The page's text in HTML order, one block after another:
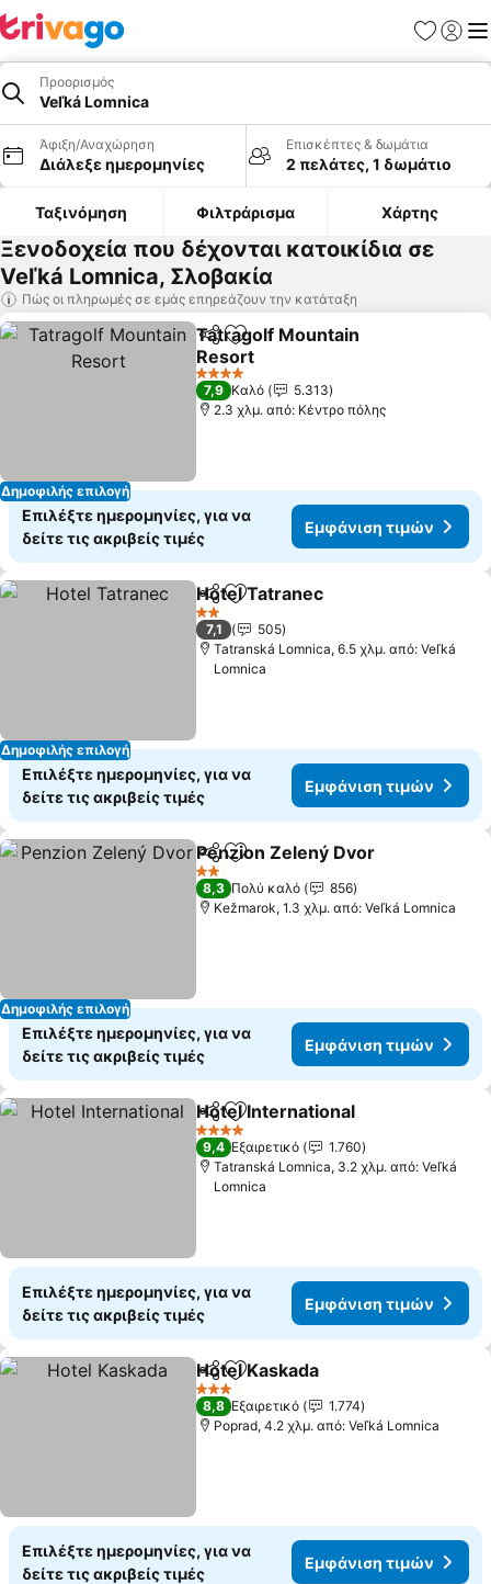
Προορισμός
Veľká Lomnica
Άφιξη/Αναχώρηση
Διάλεξε ημερομηνίες
Επισκέπτες & δωμάτια
2 πελάτες, 1 δωμάτιο
Ταξινόμηση Φιλτράρισμα Χάρτης
Ξενοδοχεία που δέχονται κατοικίδια σε
Veľká Lomnica, Σλοβακία
Πώς οι πληρωμές σε εμάς επηρεάζουν την κατάταξη
Δημοφιλής επιλογή
Κοινοποίηση
Προσθήκη στα αγαπημένα
Tatragolf Mountain
Resort
4 Αστέρια
7,9 Καλό
5.313
2.3 χλμ. από: Κέντρο πόλης
Επιλέξτε ημερομηνίες, για να
δείτε τις ακριβείς τιμές
Εμφάνιση τιμών
Δημοφιλής επιλογή
Κοινοποίηση
Προσθήκη στα αγαπημένα
Hotel Tatranec
2 Αστέρια
7,1
505
Tatranská Lomnica, 6.5 χλμ. από: Veľká
Lomnica
Επιλέξτε ημερομηνίες, για να
δείτε τις ακριβείς τιμές
Εμφάνιση τιμών
Δημοφιλής επιλογή
Κοινοποίηση
Προσθήκη στα αγαπημένα
Penzion Zelený Dvor
2 Αστέρια
8,3 Πολύ καλό
856
Kežmarok, 1.3 χλμ. από: Veľká Lomnica
Επιλέξτε ημερομηνίες, για να
δείτε τις ακριβείς τιμές
Εμφάνιση τιμών
Κοινοποίηση
Προσθήκη στα αγαπημένα
Hotel International
4 Αστέρια
9,4 Εξαιρετικό
1.760
Tatranská Lomnica, 3.2 χλμ. από: Veľká
Lomnica
Επιλέξτε ημερομηνίες, για να
δείτε τις ακριβείς τιμές
Εμφάνιση τιμών
Κοινοποίηση
Προσθήκη στα αγαπημένα
Hotel Kaskada
3 Αστέρια
8,8 Εξαιρετικό
1.774
Poprad, 4.2 χλμ. από: Veľká Lomnica
Επιλέξτε ημερομηνίες, για να
δείτε τις ακριβείς τιμές
Εμφάνιση τιμών